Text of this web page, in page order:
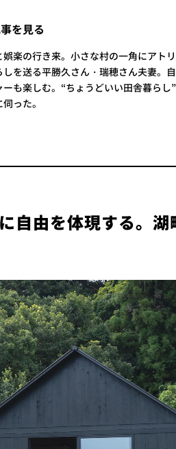
を見る
娯楽の行き来。小さな村の一角にアト
を送る平勝久さん・瑞穂さん夫妻。自
も楽しむ。“ちょうどいい田舎暮らし
った。
由を体現する。湖